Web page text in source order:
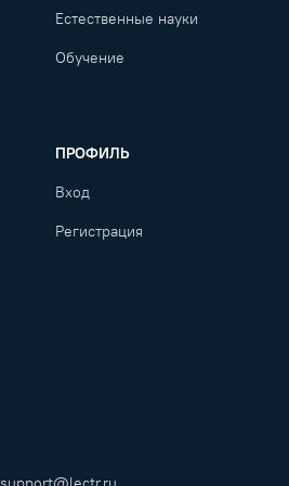
Естественные науки
Обучение
ПРОФИЛЬ
Вход
Регистрация